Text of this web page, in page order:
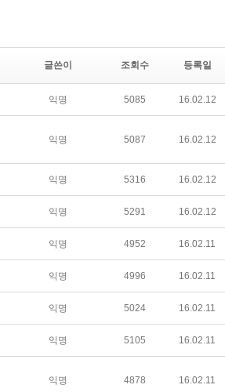
글쓴이 조회수 등록일
익명 5085 16.02.12
익명 5087 16.02.12
익명 5316 16.02.12
익명 5291 16.02.12
익명 4952 16.02.11
익명 4996 16.02.11
익명 5024 16.02.11
익명 5105 16.02.11
익명 4878 16.02.11